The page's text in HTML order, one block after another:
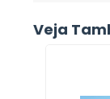
Veja